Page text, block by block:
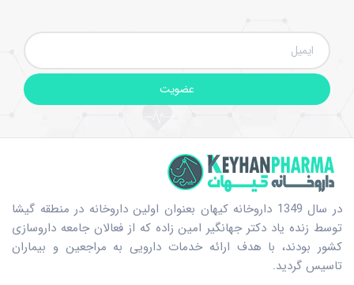
عضویت
در سال 1349 داروخانه کیهان بعنوان اولین داروخانه در منطقه گیشا
توسط زنده یاد دکتر جهانگیر امین زاده که از فعالان جامعه داروسازی
کشور بودند، با هدف ارائه خدمات دارویی به مراجعین و بیماران
تاسیس گردید.